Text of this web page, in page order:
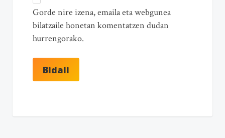
Gorde nire izena, emaila eta webgunea
bilatzaile honetan komentatzen dudan
hurrengorako.